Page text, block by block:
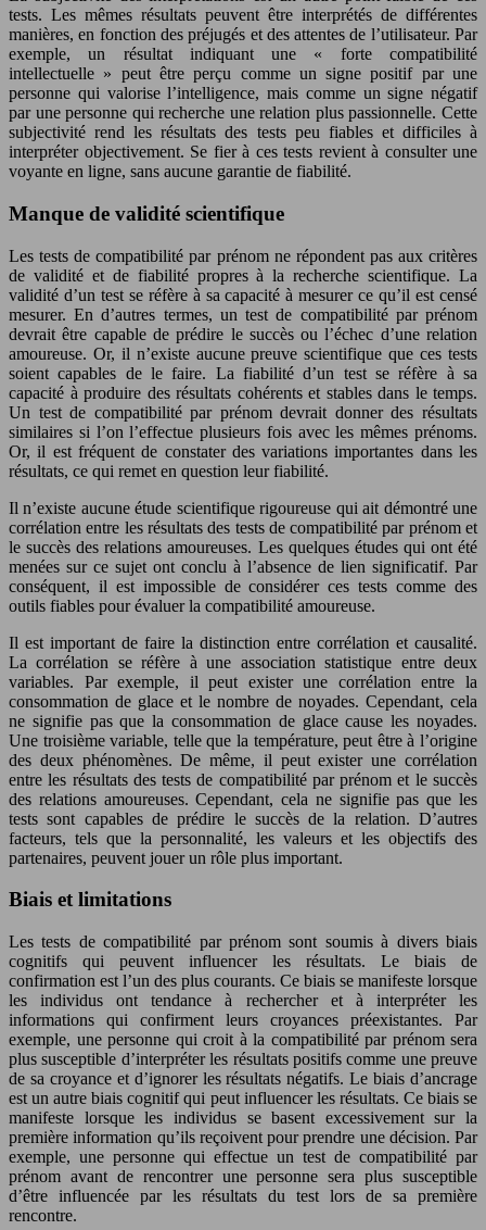
tests. Les mêmes résultats peuvent être interprétés de différentes
manières, en fonction des préjugés et des attentes de l’utilisateur. Par
exemple, un résultat indiquant une « forte compatibilité
intellectuelle » peut être perçu comme un signe positif par une
personne qui valorise l’intelligence, mais comme un signe négatif
par une personne qui recherche une relation plus passionnelle. Cette
subjectivité rend les résultats des tests peu fiables et difficiles à
interpréter objectivement. Se fier à ces tests revient à consulter une
voyante en ligne, sans aucune garantie de fiabilité.
Manque de validité scientifique
Les tests de compatibilité par prénom ne répondent pas aux critères
de validité et de fiabilité propres à la recherche scientifique. La
validité d’un test se réfère à sa capacité à mesurer ce qu’il est censé
mesurer. En d’autres termes, un test de compatibilité par prénom
devrait être capable de prédire le succès ou l’échec d’une relation
amoureuse. Or, il n’existe aucune preuve scientifique que ces tests
soient capables de le faire. La fiabilité d’un test se réfère à sa
capacité à produire des résultats cohérents et stables dans le temps.
Un test de compatibilité par prénom devrait donner des résultats
similaires si l’on l’effectue plusieurs fois avec les mêmes prénoms.
Or, il est fréquent de constater des variations importantes dans les
résultats, ce qui remet en question leur fiabilité.
Il n’existe aucune étude scientifique rigoureuse qui ait démontré une
corrélation entre les résultats des tests de compatibilité par prénom et
le succès des relations amoureuses. Les quelques études qui ont été
menées sur ce sujet ont conclu à l’absence de lien significatif. Par
conséquent, il est impossible de considérer ces tests comme des
outils fiables pour évaluer la compatibilité amoureuse.
Il est important de faire la distinction entre corrélation et causalité.
La corrélation se réfère à une association statistique entre deux
variables. Par exemple, il peut exister une corrélation entre la
consommation de glace et le nombre de noyades. Cependant, cela
ne signifie pas que la consommation de glace cause les noyades.
Une troisième variable, telle que la température, peut être à l’origine
des deux phénomènes. De même, il peut exister une corrélation
entre les résultats des tests de compatibilité par prénom et le succès
des relations amoureuses. Cependant, cela ne signifie pas que les
tests sont capables de prédire le succès de la relation. D’autres
facteurs, tels que la personnalité, les valeurs et les objectifs des
partenaires, peuvent jouer un rôle plus important.
Biais et limitations
Les tests de compatibilité par prénom sont soumis à divers biais
cognitifs qui peuvent influencer les résultats. Le biais de
confirmation est l’un des plus courants. Ce biais se manifeste lorsque
les individus ont tendance à rechercher et à interpréter les
informations qui confirment leurs croyances préexistantes. Par
exemple, une personne qui croit à la compatibilité par prénom sera
plus susceptible d’interpréter les résultats positifs comme une preuve
de sa croyance et d’ignorer les résultats négatifs. Le biais d’ancrage
est un autre biais cognitif qui peut influencer les résultats. Ce biais se
manifeste lorsque les individus se basent excessivement sur la
première information qu’ils reçoivent pour prendre une décision. Par
exemple, une personne qui effectue un test de compatibilité par
prénom avant de rencontrer une personne sera plus susceptible
d’être influencée par les résultats du test lors de sa première
rencontre.